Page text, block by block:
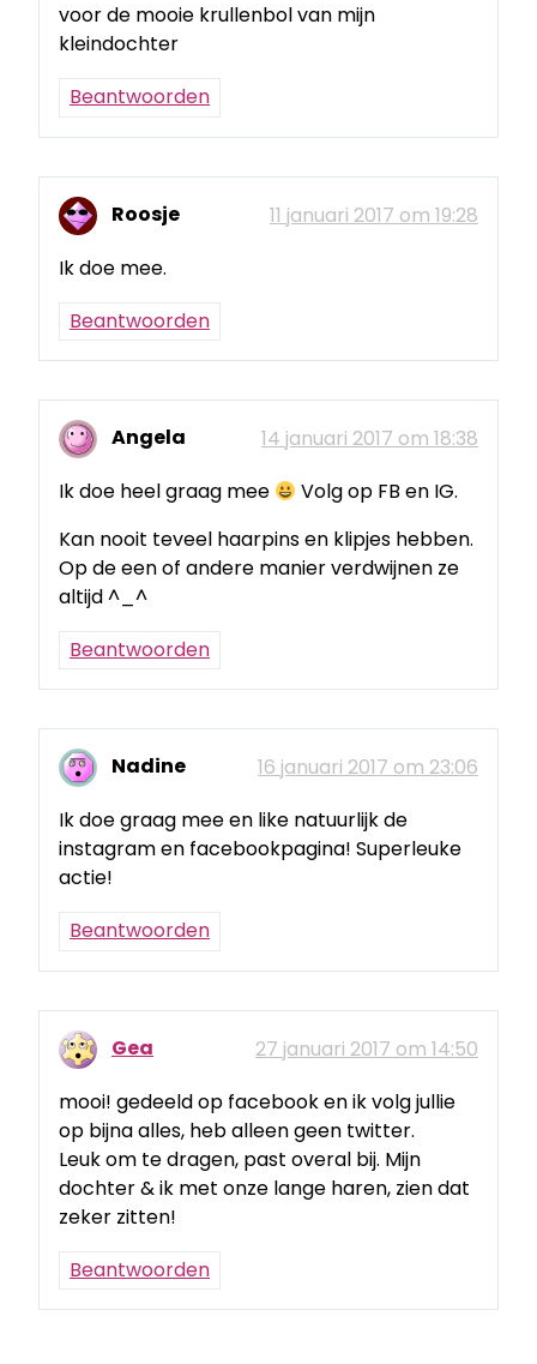
voor de mooie krullenbol van mijn
kleindochter
Beantwoorden
Roosje
11 januari 2017 om 19:28
Ik doe mee.
Beantwoorden
Angela
14 januari 2017 om 18:38
Ik doe heel graag mee
Volg op FB en IG.
Kan nooit teveel haarpins en klipjes hebben.
Op de een of andere manier verdwijnen ze
altijd ^_^
Beantwoorden
Nadine
16 januari 2017 om 23:06
Ik doe graag mee en like natuurlijk de
instagram en facebookpagina! Superleuke
actie!
Beantwoorden
Gea
27 januari 2017 om 14:50
mooi! gedeeld op facebook en ik volg jullie
op bijna alles, heb alleen geen twitter.
Leuk om te dragen, past overal bij. Mijn
dochter & ik met onze lange haren, zien dat
zeker zitten!
Beantwoorden